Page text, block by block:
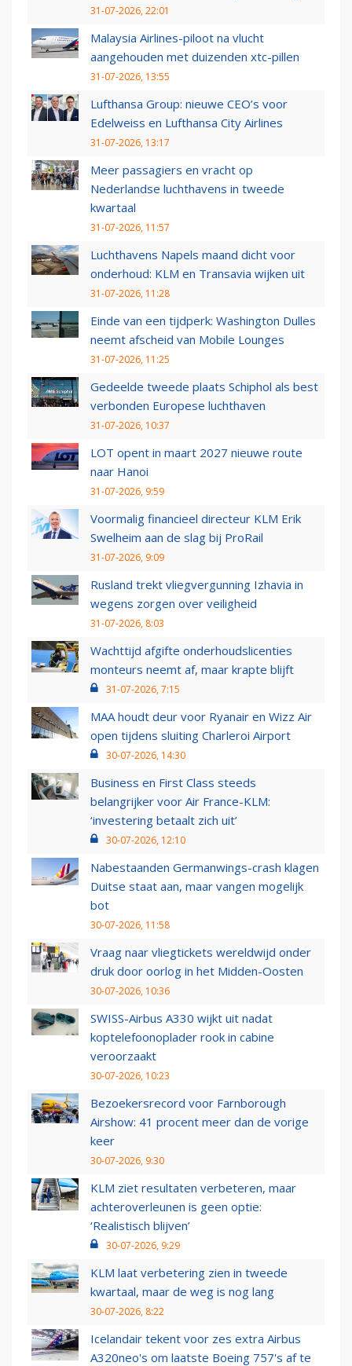
31-07-2026, 22:01
Malaysia Airlines-piloot na vlucht
aangehouden met duizenden xtc-pillen
31-07-2026, 13:55
Lufthansa Group: nieuwe CEO’s voor
Edelweiss en Lufthansa City Airlines
31-07-2026, 13:17
Meer passagiers en vracht op
Nederlandse luchthavens in tweede
kwartaal
31-07-2026, 11:57
Luchthavens Napels maand dicht voor
onderhoud: KLM en Transavia wijken uit
31-07-2026, 11:28
Einde van een tijdperk: Washington Dulles
neemt afscheid van Mobile Lounges
31-07-2026, 11:25
Gedeelde tweede plaats Schiphol als best
verbonden Europese luchthaven
31-07-2026, 10:37
LOT opent in maart 2027 nieuwe route
naar Hanoi
31-07-2026, 9:59
Voormalig financieel directeur KLM Erik
Swelheim aan de slag bij ProRail
31-07-2026, 9:09
Rusland trekt vliegvergunning Izhavia in
wegens zorgen over veiligheid
31-07-2026, 8:03
Wachttijd afgifte onderhoudslicenties
monteurs neemt af, maar krapte blijft
31-07-2026, 7:15
MAA houdt deur voor Ryanair en Wizz Air
open tijdens sluiting Charleroi Airport
30-07-2026, 14:30
Business en First Class steeds
belangrijker voor Air France-KLM:
‘investering betaalt zich uit’
30-07-2026, 12:10
Nabestaanden Germanwings-crash klagen
Duitse staat aan, maar vangen mogelijk
bot
30-07-2026, 11:58
Vraag naar vliegtickets wereldwijd onder
druk door oorlog in het Midden-Oosten
30-07-2026, 10:36
SWISS-Airbus A330 wijkt uit nadat
koptelefoonoplader rook in cabine
veroorzaakt
30-07-2026, 10:23
Bezoekersrecord voor Farnborough
Airshow: 41 procent meer dan de vorige
keer
30-07-2026, 9:30
KLM ziet resultaten verbeteren, maar
achteroverleunen is geen optie:
‘Realistisch blijven’
30-07-2026, 9:29
KLM laat verbetering zien in tweede
kwartaal, maar de weg is nog lang
30-07-2026, 8:22
Icelandair tekent voor zes extra Airbus
A320neo's om laatste Boeing 757's af te